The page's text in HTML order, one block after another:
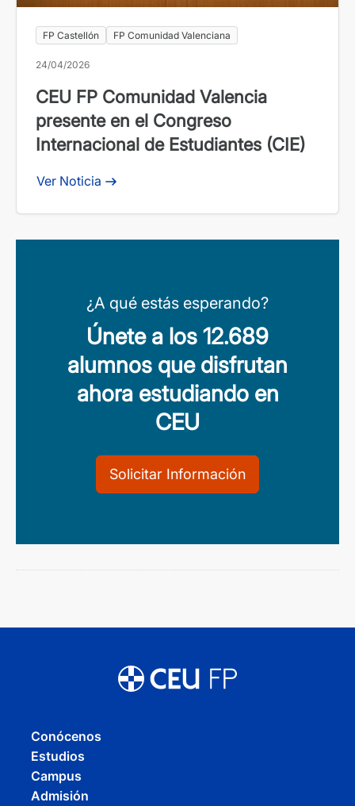
FP Castellón FP Comunidad Valenciana
24/04/2026
CEU FP Comunidad Valencia
presente en el Congreso
Internacional de Estudiantes (CIE)
Ver Noticia
¿A qué estás esperando?
Únete a los 12.689
alumnos que disfrutan
ahora estudiando en
CEU
Solicitar Información
Conócenos
Estudios
Campus
Admisión